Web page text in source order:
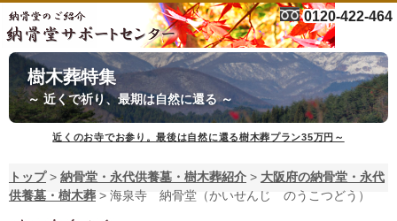
0120-422-464
樹木葬特集
～ 近くで祈り、最期は自然に還る ～
近くのお寺でお参り。最後は自然に還る樹木葬プラン35万円～
トップ> 納骨堂・永代供養墓・樹木葬紹介 > 大阪府の納骨堂・永代
供養墓・樹木葬 > 海泉寺 納骨堂（かいせんじ のうこつどう）